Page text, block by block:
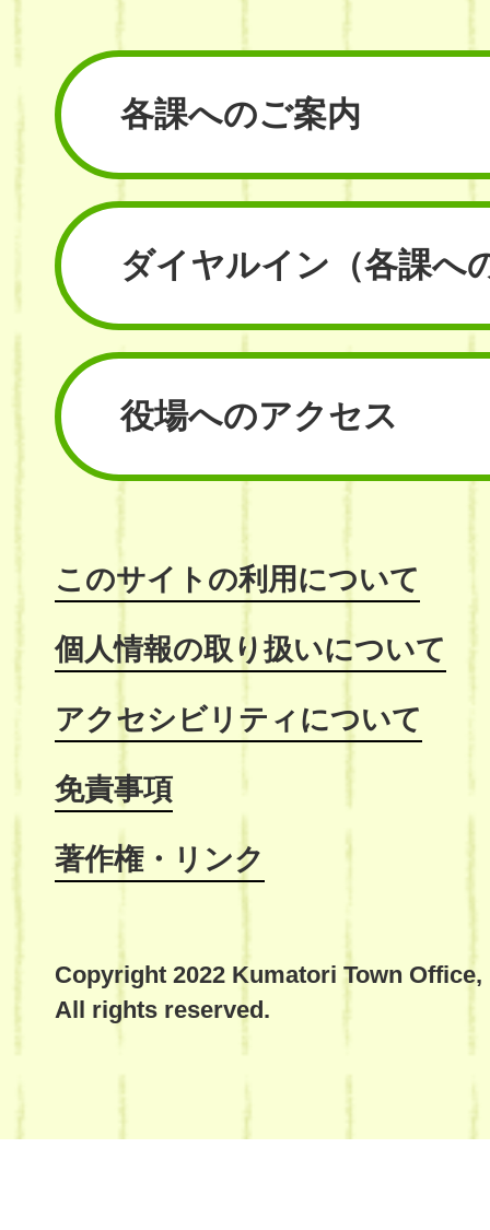
各課へのご案内
ダイヤルイン （各課へ
役場へのアクセス
このサイトの利用について
個人情報の取り扱いについて
アクセシビリティについて
免責事項
著作権・リンク
Copyright 2022 Kumatori Town Office,
All rights reserved.